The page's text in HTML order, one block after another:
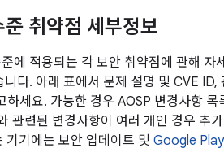
취약점 세부정보
적용되는 각 보안 취약점에 관해 자
다. 아래 표에서 문제 설명 및 CVE ID,
세요. 가능한 경우 AOSP 변경사항
관련된 변경사항이 여러 개인 경우 추
기에는 보안 업데이트 및 Google